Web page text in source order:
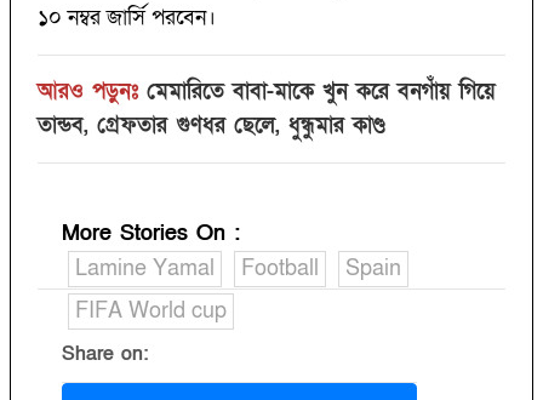
১০ নম্বর জার্সি পরবেন।
আরও পড়ুনঃ মেমারিতে বাবা-মাকে খুন করে বনগাঁয় গিয়ে
তান্ডব, গ্রেফতার গুণধর ছেলে, ধুন্ধুমার কাণ্ড
More Stories On :
Lamine Yamal
Football
Spain
FIFA World cup
Share on: